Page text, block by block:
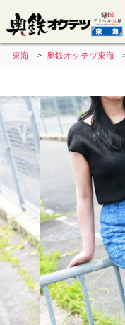
東海 奥鉄オクテツ東海